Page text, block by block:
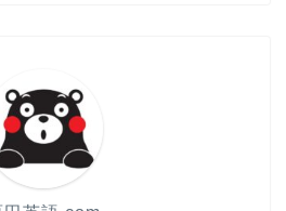
大学入試英語対策講座
名言・格言・カッコい
語＆素敵な英文フレー